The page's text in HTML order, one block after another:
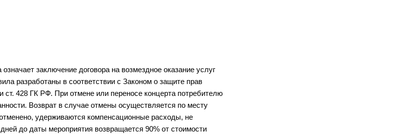
заключение договора на возмездное оказание услуг
разработаны в соответствии с Законом о защите прав
ст. 428 ГК РФ. При отмене или переносе концерта потребителю
Возврат в случае отмены осуществляется по месту
удерживаются компенсационные расходы, не
до даты мероприятия возвращается 90% от стоимости